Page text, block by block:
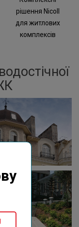
рішення Nicoll
для житлових
комплексів